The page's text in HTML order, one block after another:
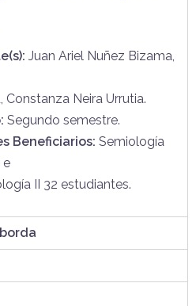
Juan Ariel Nuñez Bizama,
Constanza Neira Urrutia.
Segundo semestre.
Beneficiarios: Semiología
e
II 32 estudiantes.